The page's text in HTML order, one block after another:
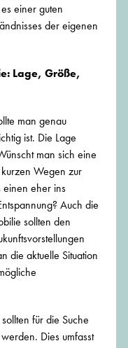
einer guten
der eigenen
Lage, Größe,
man genau
ist. Die Lage
man sich eine
Wegen zur
einen eher ins
Auch die
sollten den
die aktuelle Situation
für die Suche
Dies umfasst